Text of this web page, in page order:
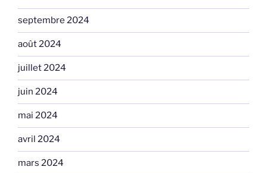
septembre 2024
août 2024
juillet 2024
juin 2024
mai 2024
avril 2024
mars 2024